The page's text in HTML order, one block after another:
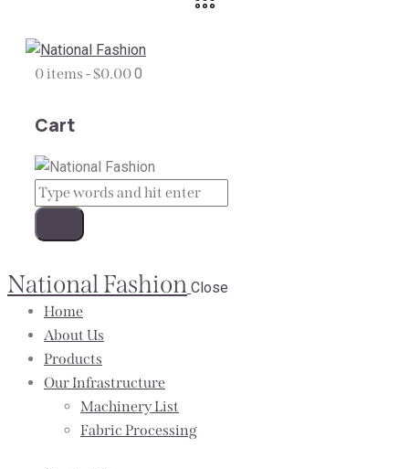
0 items -$0.000
Cart
National Fashion Close
Home
About Us
Products
Our Infrastructure
Machinery List
Fabric Processing